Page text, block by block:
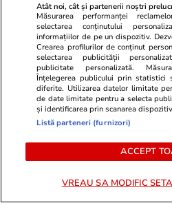
Auziți balastierele găinarilor
cum încarcă la cutiile de
pantofi?
Atât noi, cât și partenerii noștri
Măsurarea performanței
selectarea conținutului
informațiilor de pe un dispozitiv.
Crearea profilurilor de conținut
selectarea publicității
publicitate personalizată.
Înțelegerea publicului prin
diferite. Utilizarea datelor limitate
de date limitate pentru a selecta
și identificarea prin scanarea
Listă parteneri (furnizori)
ACCEPT
VREAU SA MODIFIC